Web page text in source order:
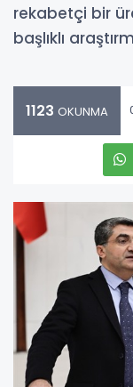
rekabetçi bir
başlıklı
1123 OKUNMA